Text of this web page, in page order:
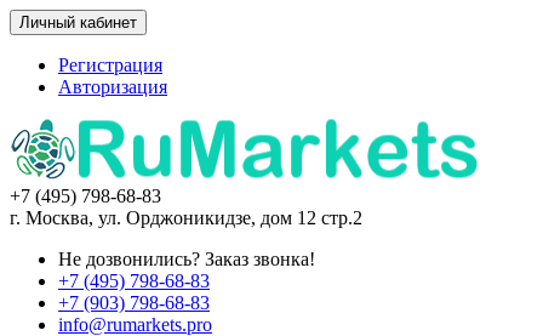
Личный кабинет
Регистрация
Авторизация
+7 (495) 798-68-83
г. Москва, ул. Орджоникидзе, дом 12 стр.2
Не дозвонились? Заказ звонка!
+7 (495) 798-68-83
+7 (903) 798-68-83
info@rumarkets.pro